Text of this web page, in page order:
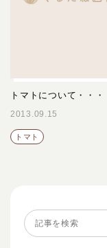
トマトについて・・・
2013.09.15
トマト